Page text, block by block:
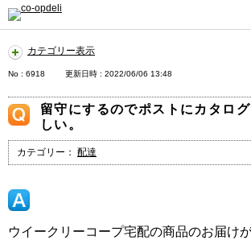
カテゴリー表示
No : 6918 更新日時 : 2022/06/06 13:48
留守にするのでポストにカタロ
しい。
カテゴリー： 配達
ウイークリーコープ宅配の商品のお届け